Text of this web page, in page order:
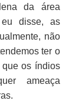
da área
disse, as
não
ter o
os índios
ameaça